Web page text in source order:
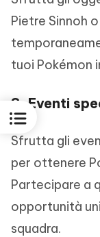
Pietre Sinnoh
tuoi Pokémon
8. Eventi
Sfrutta gli
per ottenere
Partecipare a
opportunità
squadra.